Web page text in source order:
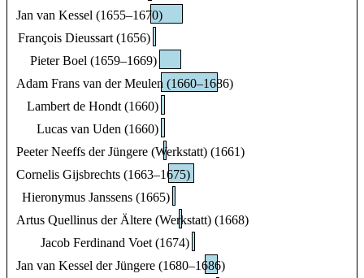
Jan van Kessel (1655–1670)
François Dieussart (1656)
Pieter Boel (1659–1669)
Adam Frans van der Meulen (1660–1686)
Lambert de Hondt (1660)
Lucas van Uden (1660)
Peeter Neeffs der Jüngere (Werkstatt) (1661)
Cornelis Gijsbrechts (1663–1675)
Hieronymus Janssens (1665)
Artus Quellinus der Ältere (Werkstatt) (1668)
Jacob Ferdinand Voet (1674)
Jan van Kessel der Jüngere (1680–1686)